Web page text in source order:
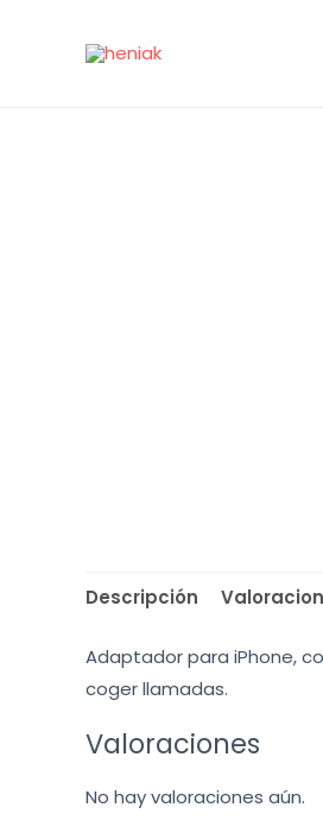
Descripción
Adaptador para iPhone,
coger llamadas.
Valoraciones
No hay valoraciones aún.